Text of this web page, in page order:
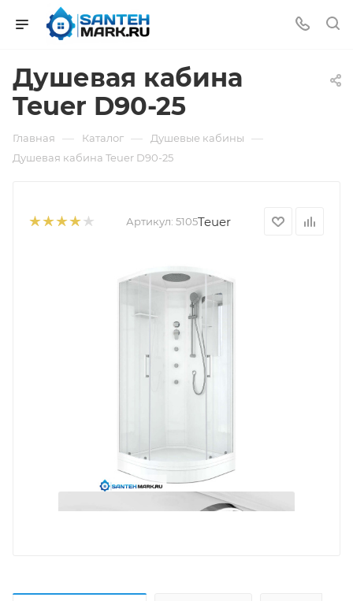
Душевая кабина
Teuer D90-25
Главная — Каталог — Душевые кабины —
Душевая кабина Teuer D90-25
Артикул: 5105Teuer